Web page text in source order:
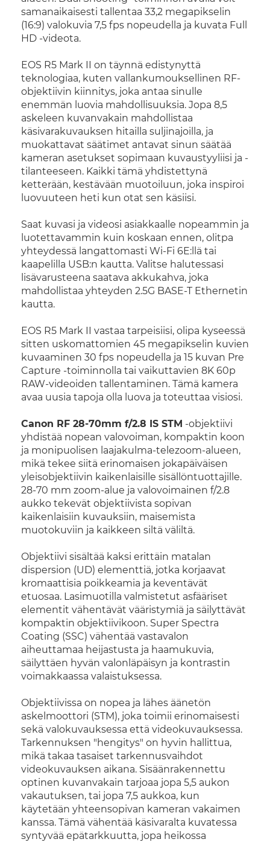
samanaikaisesti tallentaa 33,2 megapikselin
(16:9) valokuvia 7,5 fps nopeudella ja kuvata Full
HD -videota.
EOS R5 Mark II on täynnä edistynyttä
teknologiaa, kuten vallankumouksellinen RF-
objektiivin kiinnitys, joka antaa sinulle
enemmän luovia mahdollisuuksia. Jopa 8,5
askeleen kuvanvakain mahdollistaa
käsivarakuvauksen hitailla suljinajoilla, ja
muokattavat säätimet antavat sinun säätää
kameran asetukset sopimaan kuvaustyyliisi ja -
tilanteeseen. Kaikki tämä yhdistettynä
ketterään, kestävään muotoiluun, joka inspiroi
luovuuteen heti kun otat sen käsiisi.
Saat kuvasi ja videosi asiakkaalle nopeammin ja
luotettavammin kuin koskaan ennen, olitpa
yhteydessä langattomasti Wi-Fi 6E:llä tai
kaapelilla USB:n kautta. Valitse halutessasi
lisävarusteena saatava akkukahva, joka
mahdollistaa yhteyden 2.5G BASE-T Ethernetin
kautta.
EOS R5 Mark II vastaa tarpeisiisi, olipa kyseessä
sitten uskomattomien 45 megapikselin kuvien
kuvaaminen 30 fps nopeudella ja 15 kuvan Pre
Capture -toiminnolla tai vaikuttavien 8K 60p
RAW-videoiden tallentaminen. Tämä kamera
avaa uusia tapoja olla luova ja toteuttaa visiosi.
Canon RF 28-70mm f/2.8 IS STM -objektiivi
yhdistää nopean valovoiman, kompaktin koon
ja monipuolisen laajakulma-telezoom-alueen,
mikä tekee siitä erinomaisen jokapäiväisen
yleisobjektiivin kaikenlaisille sisällöntuottajille.
28-70 mm zoom-alue ja valovoimainen f/2.8
aukko tekevät objektiivista sopivan
kaikenlaisiin kuvauksiin, maisemista
muotokuviin ja kaikkeen siltä väliltä.
Objektiivi sisältää kaksi erittäin matalan
dispersion (UD) elementtiä, jotka korjaavat
kromaattisia poikkeamia ja keventävät
etuosaa. Lasimuotilla valmistetut asfääriset
elementit vähentävät vääristymiä ja säilyttävät
kompaktin objektiivikoon. Super Spectra
Coating (SSC) vähentää vastavalon
aiheuttamaa heijastusta ja haamukuvia,
säilyttäen hyvän valonläpäisyn ja kontrastin
voimakkaassa valaistuksessa.
Objektiivissa on nopea ja lähes äänetön
askelmoottori (STM), joka toimii erinomaisesti
sekä valokuvauksessa että videokuvauksessa.
Tarkennuksen "hengitys" on hyvin hallittua,
mikä takaa tasaiset tarkennusvaihdot
videokuvauksen aikana. Sisäänrakennettu
optinen kuvanvakain tarjoaa jopa 5,5 aukon
vakautuksen, tai jopa 7,5 aukkoa, kun
käytetään yhteensopivan kameran vakaimen
kanssa. Tämä vähentää käsivaralta kuvatessa
syntyvää epätarkkuutta, jopa heikossa